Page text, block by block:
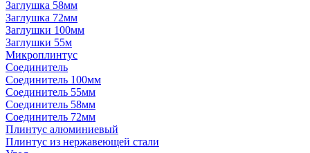
Заглушка 58мм
Заглушка 72мм
Заглушки 100мм
Заглушки 55м
Микроплинтус
Соединитель
Соединитель 100мм
Соединитель 55мм
Соединитель 58мм
Соединитель 72мм
Плинтус алюминиевый
Плинтус из нержавеющей стали